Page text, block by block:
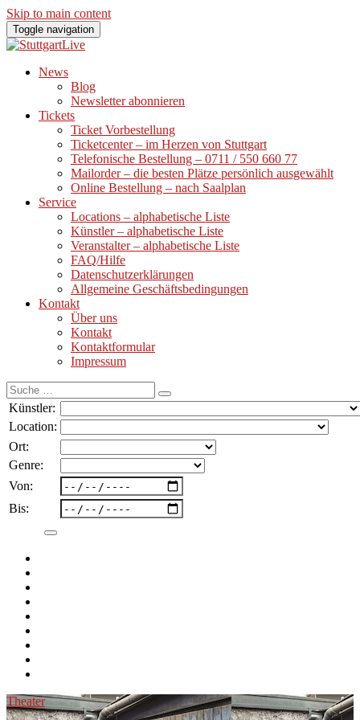
Skip to main content
Toggle navigation
News
Blog
Newsletter abonnieren
Tickets
Ticket Vorbestellung
Ticketcenter – im Herzen von Stuttgart
Telefonische Bestellung – 0711 / 550 660 77
Mailorder – die besten Plätze persönlich ausgewählt
Online Bestellung – nach Saalplan
Service
Locations – alphabetische Liste
Künstler – alphabetische Liste
Veranstalter – alphabetische Liste
FAQ/Hilfe
Datenschutzerklärungen
Allgemeine Geschäftsbedingungen
Kontakt
Über uns
Kontakt
Kontaktformular
Impressum
Suche
nach:
Künstler:
Location:
Ort:
Genre:
Von:
Bis:
Theater